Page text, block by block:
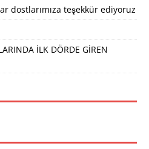
dostlarımıza teşekkür ediyoruz
İLK DÖRDE GİREN